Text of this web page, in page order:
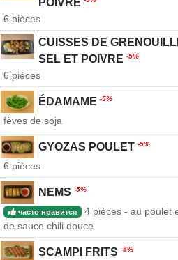
POIVRE
6 pièces
CUISSES DE
SEL ET POIVRE -5%
6 pièces
ÉDAMAME -5%
fèves de soja
GYOZAS POULET -5%
6 pièces
NEMS -5%
часто нравится
4 pièces - au poulet
de sauce chili douce
SCAMPI FRITS -5%